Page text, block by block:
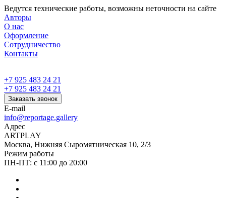
Ведутся технические работы, возможны неточности на сайте
Авторы
О нас
Оформление
Сотрудничество
Контакты
+7 925 483 24 21
+7 925 483 24 21
Заказать звонок
E-mail
info@reportage.gallery
Адрес
ARTPLAY
Москва, Нижняя Сыромятническая 10, 2/3
Режим работы
ПН-ПТ: с 11:00 до 20:00